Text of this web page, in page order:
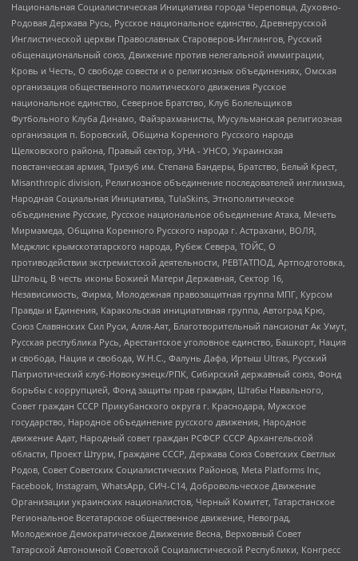
Национальная Социалистическая Инициатива города Череповца, Духовно-
Родовая Держава Русь, Русское национальное единство, Древнерусской
Инглистической церкви Православных Староверов-Инглингов, Русский
общенациональный союз, Движение против нелегальной иммиграции,
Кровь и Честь, О свободе совести и о религиозных объединениях, Омская
организация общественного политического движения Русское
национальное единство, Северное Братство, Клуб Болельщиков
Футбольного Клуба Динамо, Файзрахманисты, Мусульманская религиозная
организация п. Боровский, Община Коренного Русского народа
Щелковского района, Правый сектор, УНА - УНСО, Украинская
повстанческая армия, Тризуб им. Степана Бандеры, Братство, Белый Крест,
Misanthropic division, Религиозное объединение последователей инглиизма,
Народная Социальная Инициатива, TulaSkins, Этнополитическое
объединение Русские, Русское национальное объединение Атака, Мечеть
Мирмамеда, Община Коренного Русского народа г. Астрахани, ВОЛЯ,
Меджлис крымскотатарского народа, Рубеж Севера, ТОЙС, О
противодействии экстремистской деятельности, РЕВТАТПОД, Артподготовка,
Штольц, В честь иконы Божией Матери Державная, Сектор 16,
Независимость, Фирма, Молодежная правозащитная группа МПГ, Курсом
Правды и Единения, Каракольская инициативная группа, Автоград Крю,
Союз Славянских Сил Руси, Алля-Аят, Благотворительный пансионат Ак Умут,
Русская республика Русь, Арестантское уголовное единство, Башкорт, Нация
и свобода, Нация и свобода, W.H.С., Фалунь Дафа, Иртыш Ultras, Русский
Патриотический клуб-Новокузнецк/РПК, Сибирский державный союз, Фонд
борьбы с коррупцией, Фонд защиты прав граждан, Штабы Навального,
Совет граждан СССР Прикубанского округа г. Краснодара, Мужское
государство, Народное объединение русского движения, Народное
движение Адат, Народный совет граждан РСФСР СССР Архангельской
области, Проект Штурм, Граждане СССР, Держава Союз Советских Светлых
Родов, Совет Советских Социалистических Районов, Meta Platforms Inc,
Facebook, Instagram, WhatsApp, СИЧ-С14, Добровольческое Движение
Организации украинских националистов, Черный Комитет, Татарстанское
Региональное Всетатарское общественное движение, Невоград,
Молодежное Демократическое Движение Весна, Верховный Совет
Татарской Автономной Советской Социалистической Республики, Конгресс